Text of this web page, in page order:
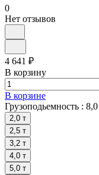
0
Нет отзывов
4 641 ₽
В корзину
В корзине
Грузоподьемность :
2,0 т
2,5 т
3,2 т
4,0 т
5,0 т